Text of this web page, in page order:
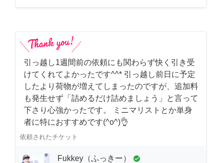
引っ越し1週間前の依頼にも関わらず快く引き受
けてくれてよかったです^^* 引っ越し前日に予定
したより荷物が増えてしまったのですが、追加料
も発生せず「詰めるだけ詰めましょう」と言って
下さり心強かったです。 ミニマリストとか単身
者に特におすすめです(^o^)👌
依頼されたチケット
Fukkey（ふっきー） check_circle